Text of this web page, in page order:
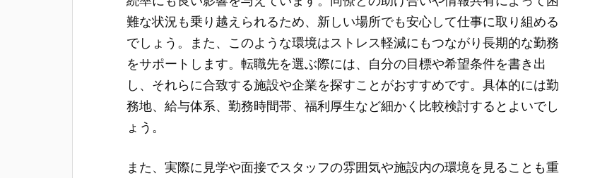
難な状況も乗り越えられるため、新しい場所でも安心して仕事に取り組める
でしょう。また、このような環境はストレス軽減にもつながり長期的な勤務
をサポートします。転職先を選ぶ際には、自分の目標や希望条件を書き出
し、それらに合致する施設や企業を探すことがおすすめです。具体的には勤
務地、給与体系、勤務時間帯、福利厚生など細かく比較検討するとよいでし
ょう。
また、実際に見学や面接でスタッフの雰囲気や施設内の環境を見ることも重